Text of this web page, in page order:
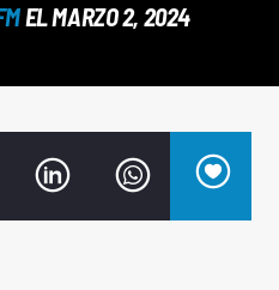
EL MARZO 2, 2024